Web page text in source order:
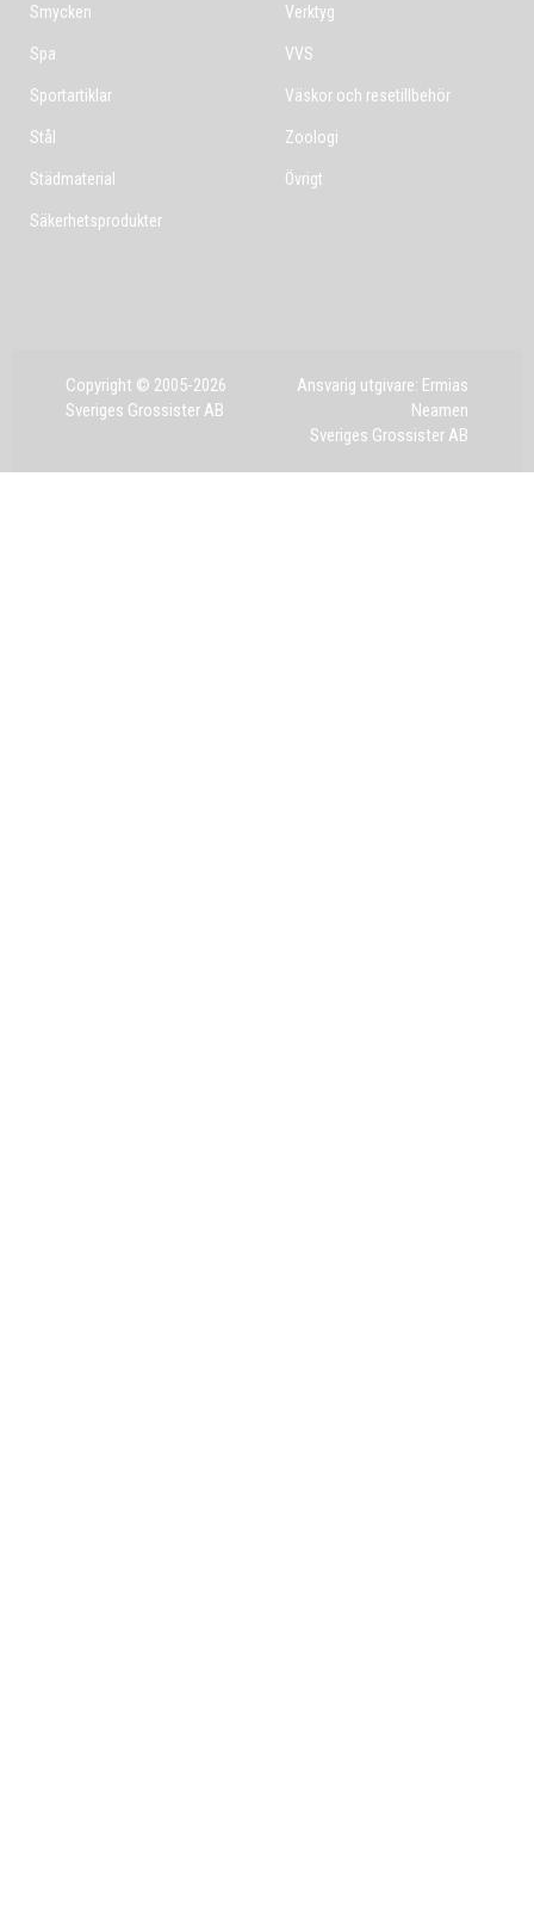
Smycken
Spa
Sportartiklar
Stål
Städmaterial
Säkerhetsprodukter
Verktyg
VVS
Väskor och resetillbehör
Zoologi
Övrigt
Copyright © 2005-2026
Sveriges Grossister AB
Ansvarig utgivare: Ermias
Neamen
Sveriges Grossister AB